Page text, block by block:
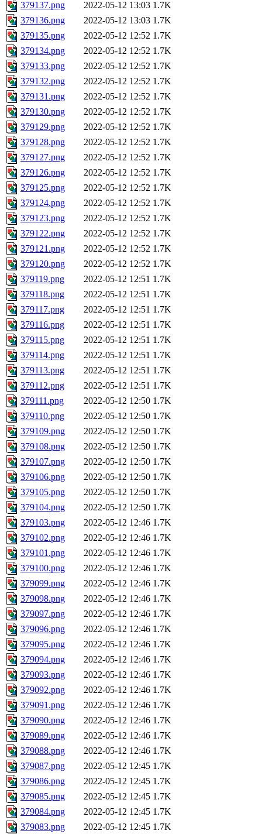
379137.png
2022-05-12 13:03 1.7K
379136.png
2022-05-12 13:03 1.7K
379135.png
2022-05-12 12:52 1.7K
379134.png
2022-05-12 12:52 1.7K
379133.png
2022-05-12 12:52 1.7K
379132.png
2022-05-12 12:52 1.7K
379131.png
2022-05-12 12:52 1.7K
379130.png
2022-05-12 12:52 1.7K
379129.png
2022-05-12 12:52 1.7K
379128.png
2022-05-12 12:52 1.7K
379127.png
2022-05-12 12:52 1.7K
379126.png
2022-05-12 12:52 1.7K
379125.png
2022-05-12 12:52 1.7K
379124.png
2022-05-12 12:52 1.7K
379123.png
2022-05-12 12:52 1.7K
379122.png
2022-05-12 12:52 1.7K
379121.png
2022-05-12 12:52 1.7K
379120.png
2022-05-12 12:52 1.7K
379119.png
2022-05-12 12:51 1.7K
379118.png
2022-05-12 12:51 1.7K
379117.png
2022-05-12 12:51 1.7K
379116.png
2022-05-12 12:51 1.7K
379115.png
2022-05-12 12:51 1.7K
379114.png
2022-05-12 12:51 1.7K
379113.png
2022-05-12 12:51 1.7K
379112.png
2022-05-12 12:51 1.7K
379111.png
2022-05-12 12:50 1.7K
379110.png
2022-05-12 12:50 1.7K
379109.png
2022-05-12 12:50 1.7K
379108.png
2022-05-12 12:50 1.7K
379107.png
2022-05-12 12:50 1.7K
379106.png
2022-05-12 12:50 1.7K
379105.png
2022-05-12 12:50 1.7K
379104.png
2022-05-12 12:50 1.7K
379103.png
2022-05-12 12:46 1.7K
379102.png
2022-05-12 12:46 1.7K
379101.png
2022-05-12 12:46 1.7K
379100.png
2022-05-12 12:46 1.7K
379099.png
2022-05-12 12:46 1.7K
379098.png
2022-05-12 12:46 1.7K
379097.png
2022-05-12 12:46 1.7K
379096.png
2022-05-12 12:46 1.7K
379095.png
2022-05-12 12:46 1.7K
379094.png
2022-05-12 12:46 1.7K
379093.png
2022-05-12 12:46 1.7K
379092.png
2022-05-12 12:46 1.7K
379091.png
2022-05-12 12:46 1.7K
379090.png
2022-05-12 12:46 1.7K
379089.png
2022-05-12 12:46 1.7K
379088.png
2022-05-12 12:46 1.7K
379087.png
2022-05-12 12:45 1.7K
379086.png
2022-05-12 12:45 1.7K
379085.png
2022-05-12 12:45 1.7K
379084.png
2022-05-12 12:45 1.7K
379083.png
2022-05-12 12:45 1.7K